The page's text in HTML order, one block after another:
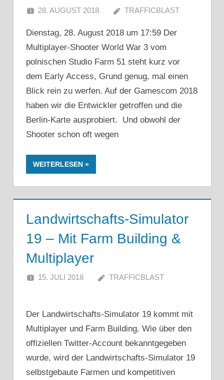
28. AUGUST 2018 TRAFFICBLAST
Dienstag, 28. August 2018 um 17:59 Der
Multiplayer-Shooter World War 3 vom
polnischen Studio Farm 51 steht kurz vor
dem Early Access, Grund genug, mal einen
Blick rein zu werfen. Auf der Gamescom 2018
haben wir die Entwickler getroffen und die
Berlin-Karte ausprobiert. Und obwohl der
Shooter schon oft wegen
WEITERLESEN
Landwirtschafts-Simulator
19 – Mit Farm Building &
Multiplayer
15. JULI 2018 TRAFFICBLAST
Der Landwirtschafts-Simulator 19 kommt mit
Multiplayer und Farm Building. Wie über den
offiziellen Twitter-Account bekanntgegeben
wurde, wird der Landwirtschafts-Simulator 19
selbstgebaute Farmen und kompetitiven